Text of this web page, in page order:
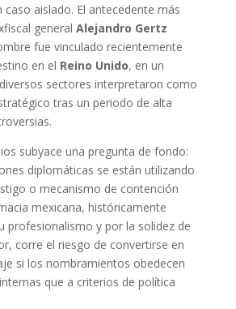
aislado. El antecedente más
general Alejandro Gertz
fue vinculado recientemente
en el Reino Unido, en un
sectores interpretaron como
tras un periodo de alta
subyace una pregunta de fondo:
diplomáticas se están utilizando
o mecanismo de contención
mexicana, históricamente
profesionalismo y por la solidez de
corre el riesgo de convertirse en
si los nombramientos obedecen
que a criterios de política